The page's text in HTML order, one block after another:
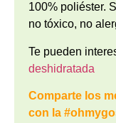
100% poliéster.
no tóxico, no
Te pueden
deshidratada
Comparte los
con la